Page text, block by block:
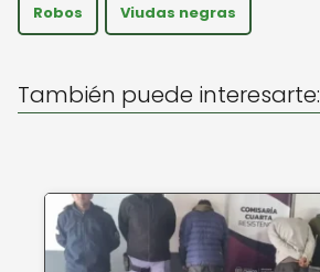
A
p
b
o
k
Robos Viudas negras
También puede interesarte: